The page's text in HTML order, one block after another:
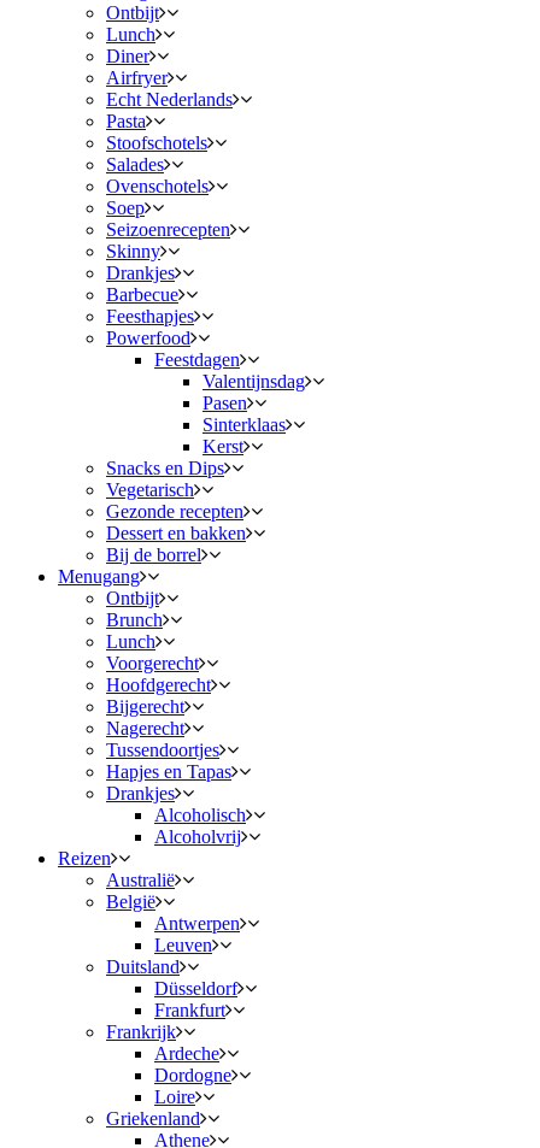
Ontbijt
Lunch
Diner
Airfryer
Echt Nederlands
Pasta
Stoofschotels
Salades
Ovenschotels
Soep
Seizoenrecepten
Skinny
Drankjes
Barbecue
Feesthapjes
Powerfood
Feestdagen
Valentijnsdag
Pasen
Sinterklaas
Kerst
Snacks en Dips
Vegetarisch
Gezonde recepten
Dessert en bakken
Bij de borrel
Menugang
Ontbijt
Brunch
Lunch
Voorgerecht
Hoofdgerecht
Bijgerecht
Nagerecht
Tussendoortjes
Hapjes en Tapas
Drankjes
Alcoholisch
Alcoholvrij
Reizen
Australië
België
Antwerpen
Leuven
Duitsland
Düsseldorf
Frankfurt
Frankrijk
Ardeche
Dordogne
Loire
Griekenland
Athene